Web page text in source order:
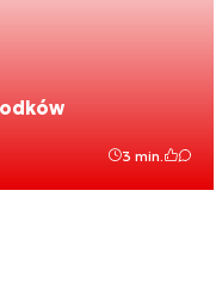
3 min.